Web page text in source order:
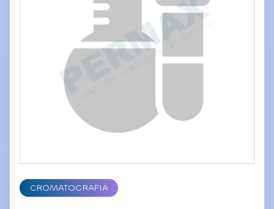
CROMATOGRAFIA